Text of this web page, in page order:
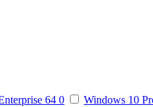
64 0 Windows 10